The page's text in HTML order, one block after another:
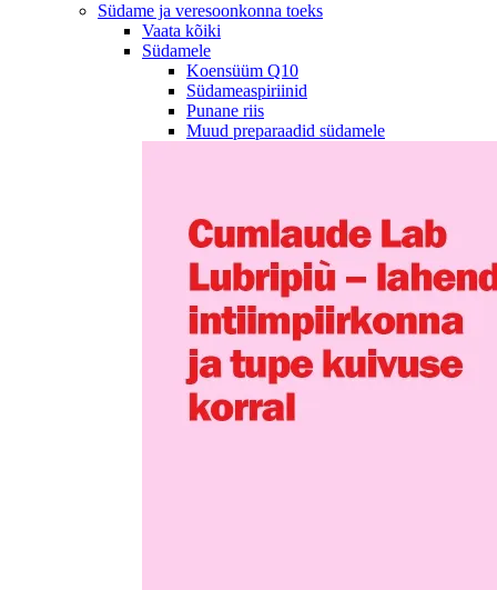
Südame ja veresoonkonna toeks
Vaata kõiki
Südamele
Koensüüm Q10
Südameaspiriinid
Punane riis
Muud preparaadid südamele